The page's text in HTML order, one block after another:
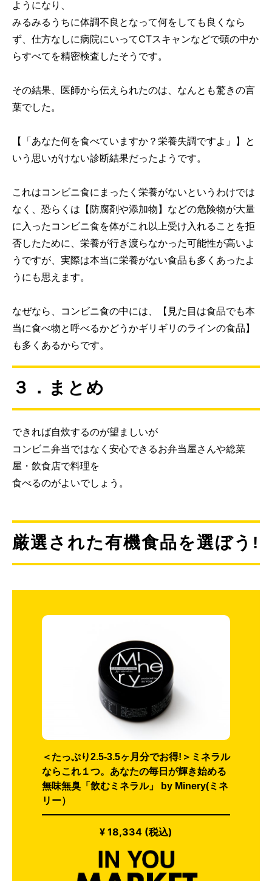
ようになり、
みるみるうちに体調不良となって何をしても良くなら
ず、仕方なしに病院にいってCTスキャンなどで頭の中か
らすべてを精密検査したそうです。
その結果、医師から伝えられたのは、なんとも驚きの言
葉でした。
【「あなた何を食べていますか？栄養失調ですよ」】 と
いう思いがけない診断結果だったようです。
これはコンビニ食にまったく栄養がないというわけでは
なく、恐らくは【防腐剤や添加物】などの危険物が大量
に入ったコンビニ食を体がこれ以上受け入れることを拒
否したために、栄養が行き渡らなかった可能性が高いよ
うですが、実際は本当に栄養がない食品も多くあったよ
うにも思えます。
なぜなら、コンビニ食の中には、【見た目は食品でも本
当に食べ物と呼べるかどうかギリギリのラインの食品】
も多くあるからです。
３．まとめ
できれば自炊するのが望ましいが
コンビニ弁当ではなく安心できるお弁当屋さんや総菜
屋・飲食店で料理を
食べるのがよいでしょう。
厳選された有機食品を選ぼう!
＜たっぷり2.5-3.5ヶ月分でお得!＞ミネラル
ならこれ１つ。あなたの毎日が輝き始める
無味無臭「飲むミネラル」 by Minery(ミネ
リー）
¥ 18,334 (税込)